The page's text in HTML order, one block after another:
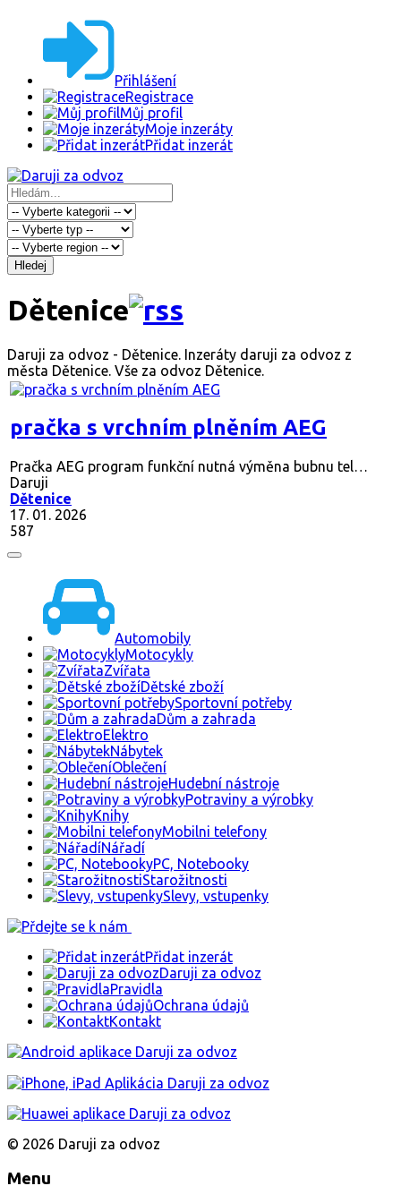
Přihlášení
Registrace
Můj profil
Moje inzeráty
Přidat inzerát
Hledej
Dětenice
Daruji za odvoz - Dětenice. Inzeráty daruji za odvoz z
města Dětenice. Vše za odvoz Dětenice.
pračka s vrchním plněním AEG
Pračka AEG program funkční nutná výměna bubnu tel…
Daruji
Dětenice
17. 01. 2026
587
Automobily
Motocykly
Zvířata
Dětské zboží
Sportovní potřeby
Dům a zahrada
Elektro
Nábytek
Oblečení
Hudební nástroje
Potraviny a výrobky
Knihy
Mobilni telefony
Nářadí
PC, Notebooky
Starožitnosti
Slevy, vstupenky
Přidat inzerát
Daruji za odvoz
Pravidla
Ochrana údajů
Kontakt
© 2026 Daruji za odvoz
Menu